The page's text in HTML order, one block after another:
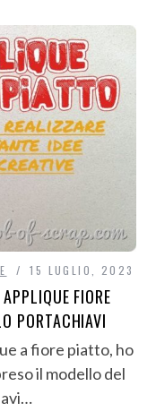
15 LUGLIO, 2023
FIORE
PORTACHIAVI
a fiore piatto, ho
il modello del